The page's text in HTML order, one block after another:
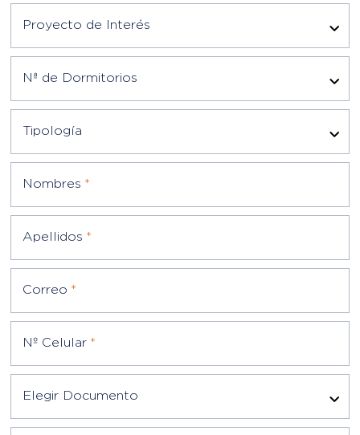
Proyecto de Interés
Nª de Dormitorios
Tipología
Nombres *
Apellidos *
Correo *
Nº Celular *
Elegir Documento